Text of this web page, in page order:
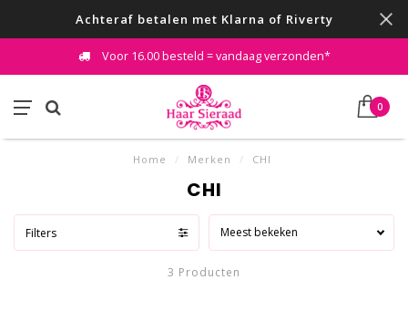
Achteraf betalen met Klarna of Riverty
Voor 16.00 besteld = vandaag verzonden*
0
Home / Merken / CHI
CHI
Filters Meest bekeken
3 Producten